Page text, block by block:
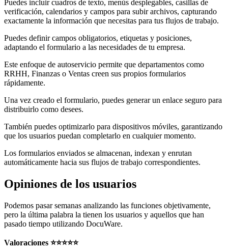
Puedes incluir cuadros de texto, menús desplegables, casillas de
verificación, calendarios y campos para subir archivos, capturando
exactamente la información que necesitas para tus flujos de trabajo.
Puedes definir campos obligatorios, etiquetas y posiciones,
adaptando el formulario a las necesidades de tu empresa.
Este enfoque de autoservicio permite que departamentos como
RRHH, Finanzas o Ventas creen sus propios formularios
rápidamente.
Una vez creado el formulario, puedes generar un enlace seguro para
distribuirlo como desees.
También puedes optimizarlo para dispositivos móviles, garantizando
que los usuarios puedan completarlo en cualquier momento.
Los formularios enviados se almacenan, indexan y enrutan
automáticamente hacia sus flujos de trabajo correspondientes.
Opiniones de los usuarios
Podemos pasar semanas analizando las funciones objetivamente,
pero la última palabra la tienen los usuarios y aquellos que han
pasado tiempo utilizando DocuWare.
Valoraciones ⭐⭐⭐⭐⭐